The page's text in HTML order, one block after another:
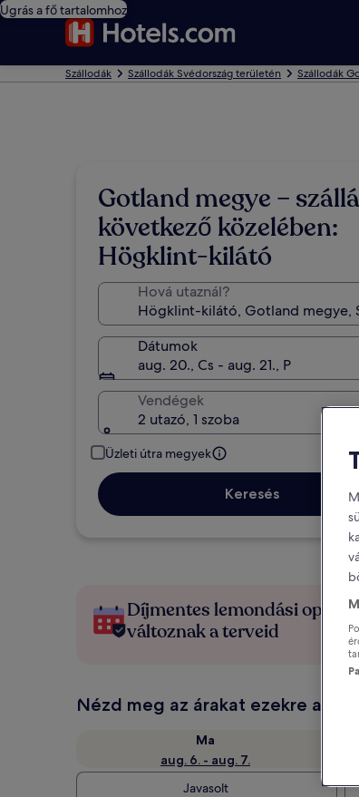
Ugrás a fő tartalomhoz
Szállodák Szállodák Svédország területén Szállodák
Gotland megye –
következő közelében:
Högklint-kilátó
Hová utaznál?
Dátumok
aug. 20., Cs - aug. 21., P
Vendégek
2 utazó, 1 szoba
Üzleti útra megyek
Keresés
Díjmentes lemondási
változnak a terveid
Nézd meg az árakat ezekre a
Ma
aug. 6. - aug. 7.
Javasolt